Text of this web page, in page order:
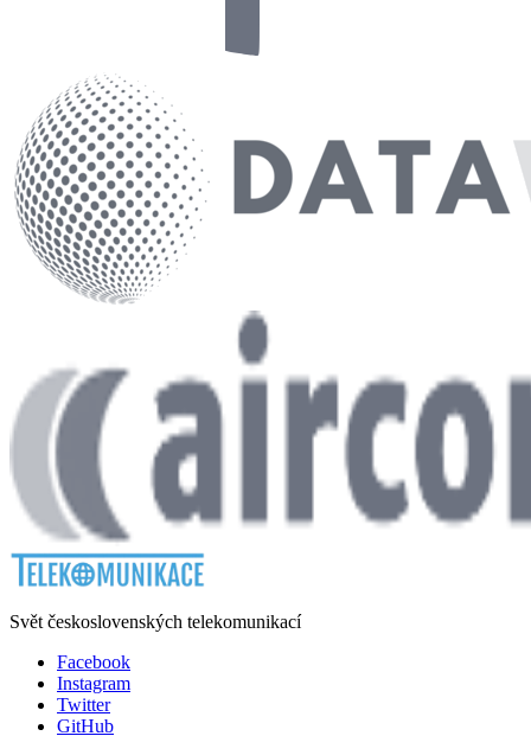
Svět československých telekomunikací
Facebook
Instagram
Twitter
GitHub